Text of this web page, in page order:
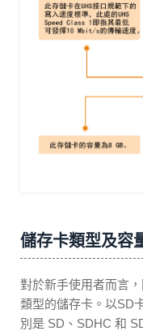
儲存卡類型及容
對於新手使用者而言
類型的儲存卡。以SD
別是 SD、SDHC 和